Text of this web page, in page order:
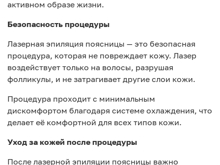
активном образе жизни.
Безопасность процедуры
Лазерная эпиляция поясницы — это безопасная
процедура, которая не повреждает кожу. Лазер
воздействует только на волосы, разрушая
фолликулы, и не затрагивает другие слои кожи.
Процедура проходит с минимальным
дискомфортом благодаря системе охлаждения, что
делает её комфортной для всех типов кожи.
Уход за кожей после процедуры
После лазерной эпиляции поясницы важно